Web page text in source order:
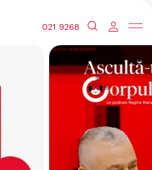
021 9268